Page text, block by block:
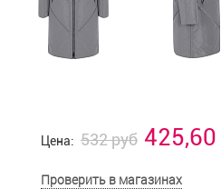
Цена: 532 руб 425,60
Проверить в магазинах